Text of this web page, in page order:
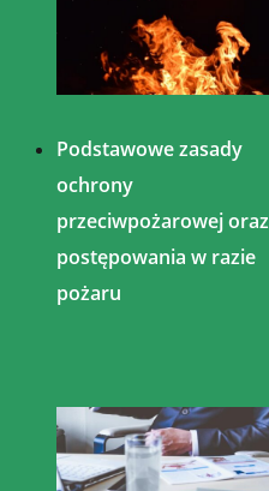
Podstawowe zasady
ochrony
przeciwpożarowej oraz
postępowania w razie
pożaru